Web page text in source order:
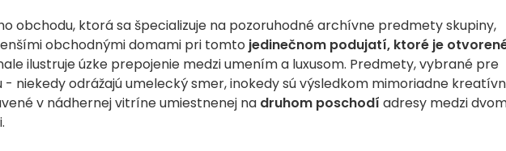
obchodu, ktorá sa špecializuje na pozoruhodné archívne predmety skupiny,
obchodnými domami pri tomto jedinečnom podujatí, ktoré je
ilustruje úzke prepojenie medzi umením a luxusom. Predmety, vybrané pre
- niekedy odrážajú umelecký smer, inokedy sú výsledkom mimoriadne
v nádhernej vitríne umiestnenej na druhom poschodí adresy medzi